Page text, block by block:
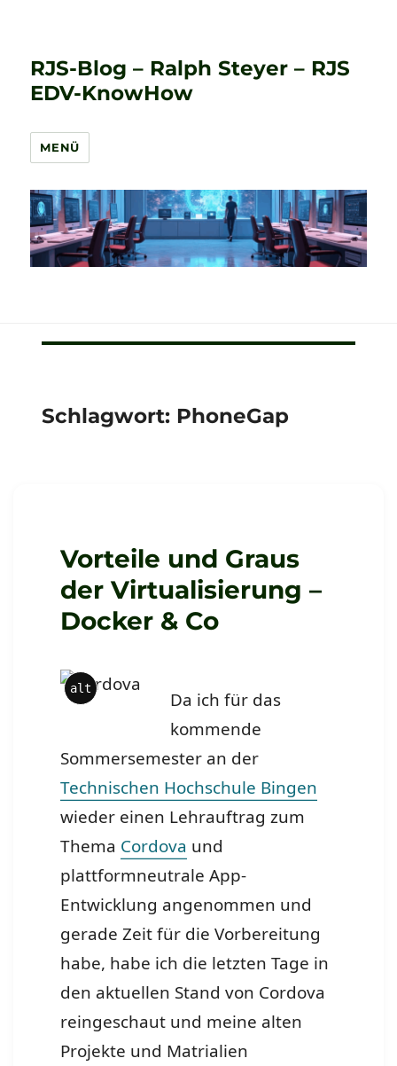
RJS-Blog – Ralph Steyer – RJS
EDV-KnowHow
MENÜ
Schlagwort: PhoneGap
Vorteile und Graus
der Virtualisierung –
Docker & Co
alt
Da ich für das
kommende
Sommersemester an der
Technischen Hochschule Bingen
wieder einen Lehrauftrag zum
Thema Cordova und
plattformneutrale App-
Entwicklung angenommen und
gerade Zeit für die Vorbereitung
habe, habe ich die letzten Tage in
den aktuellen Stand von Cordova
reingeschaut und meine alten
Projekte und Matrialien